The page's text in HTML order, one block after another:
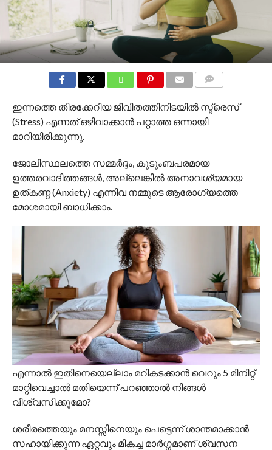
ഇന്നത്തെ തിരക്കേറിയ ജീവിതത്തിനിടയിൽ സ്ട്രെസ്
(Stress) എന്നത് ഒഴിവാക്കാൻ പറ്റാത്ത ഒന്നായി
മാറിയിരിക്കുന്നു.
ജോലിസ്ഥലത്തെ സമ്മർദ്ദം, കുടുംബപരമായ
ഉത്തരവാദിത്തങ്ങൾ, അല്ലെങ്കിൽ അനാവശ്യമായ
ഉത്കണ്ഠ (Anxiety) എന്നിവ നമ്മുടെ ആരോഗ്യത്തെ
മോശമായി ബാധിക്കാം.
എന്നാൽ ഇതിനെയെല്ലാം മറികടക്കാൻ വെറും 5 മിനിറ്റ്
മാറ്റിവെച്ചാൽ മതിയെന്ന് പറഞ്ഞാൽ നിങ്ങൾ
വിശ്വസിക്കുമോ?
ശരീരത്തെയും മനസ്സിനെയും പെട്ടെന്ന് ശാന്തമാക്കാൻ
സഹായിക്കുന്ന ഏറ്റവും മികച്ച മാർഗ്ഗമാണ് ശ്വസന